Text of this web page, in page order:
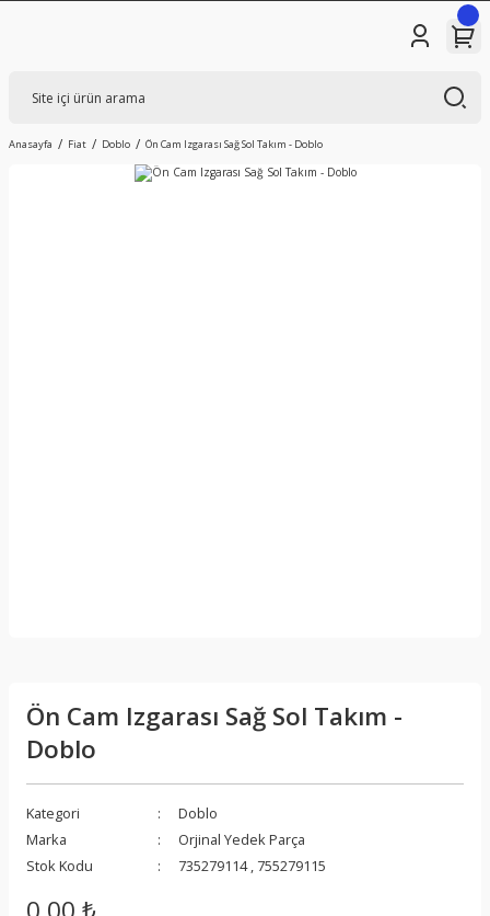
Anasayfa Fiat Doblo Ön Cam Izgarası Sağ Sol Takım - Doblo
Ön Cam Izgarası Sağ Sol Takım -
Doblo
Kategori
Doblo
Marka
Orjinal Yedek Parça
Stok Kodu
735279114 , 755279115